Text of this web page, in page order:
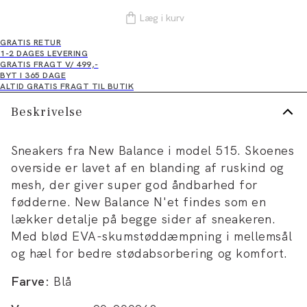
Læg i kurv
GRATIS RETUR
1-2 DAGES LEVERING
GRATIS FRAGT V/ 499,-
BYT I 365 DAGE
ALTID GRATIS FRAGT TIL BUTIK
Beskrivelse
Sneakers fra New Balance i model 515. Skoenes
overside er lavet af en blanding af ruskind og
mesh, der giver super god åndbarhed for
fødderne. New Balance N'et findes som en
lækker detalje på begge sider af sneakeren.
Med blød EVA-skumstøddæmpning i mellemsål
og hæl for bedre stødabsorbering og komfort.
Farve: Blå